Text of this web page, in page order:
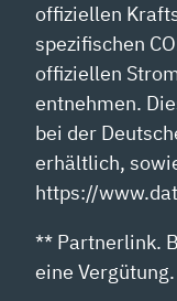
offiziellen
spezifischen
offiziellen
entnehmen.
bei der
erhältlich,
https://
** Partnerlink.
eine Vergütung.